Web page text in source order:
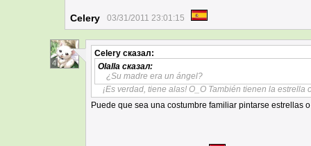
Celery 03/31/2011 23:01:15
4
Celery сказал:
Olalla сказал:
¿Su madre era un ángel?
¡Es verdad, tiene alas! O_O También tienen la estrella
Puede que sea una costumbre familiar pintarse